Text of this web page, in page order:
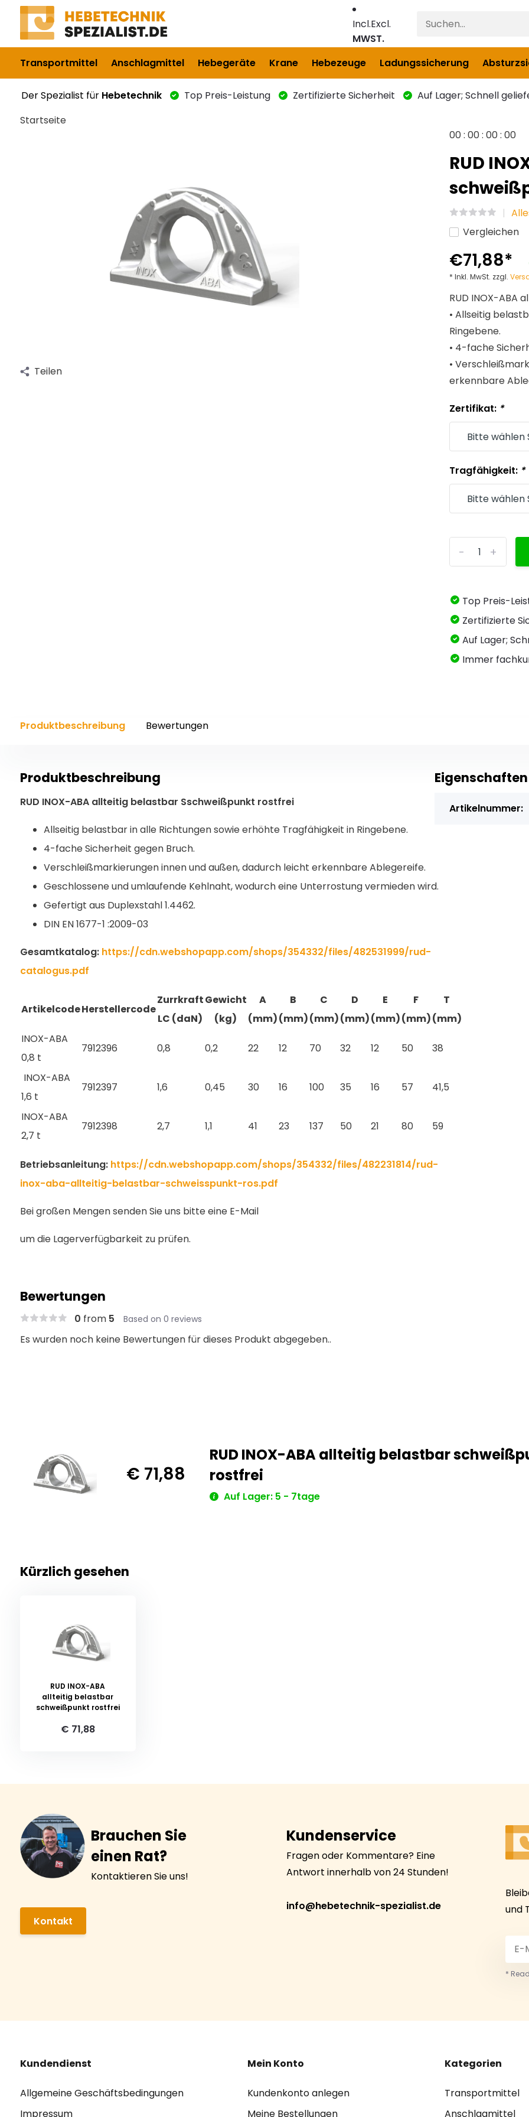
Incl.Excl.
MWST.
Transportmittel Anschlagmittel Hebegeräte Krane Hebezeuge Ladungssicherung
Der Spezialist für Hebetechnik Top Preis-Leistung Zertifizierte Sicherheit
Auf Lager; Schnell
Startseite
Teilen
00:00:00:00
RUD
Vergleichen
€71,88*
* Inkl. MwSt. zzgl.
RUD INOX-ABA
• Allseitig
Ringebene.
• 4-fache
•
erkennbare
Zertifikat: *
Tragfähigkeit: *
+
-
Top Preis-
Zertifizierte
Auf Lager;
Immer
Produktbeschreibung Bewertungen
Produktbeschreibung
RUD INOX-ABA allteitig belastbar Sschweißpunkt rostfrei
Allseitig belastbar in alle Richtungen sowie erhöhte Tragfähigkeit in Ringebene.
4-fache Sicherheit gegen Bruch.
Verschleißmarkierungen innen und außen, dadurch leicht erkennbare Ablegereife.
Geschlossene und umlaufende Kehlnaht, wodurch eine Unterrostung vermieden wird.
Gefertigt aus Duplexstahl 1.4462.
DIN EN 1677-1 :2009-03
Gesamtkatalog: https://cdn.webshopapp.com/shops/354332/files/482531999/rud-
catalogus.pdf
ArtikelcodeHerstellercode
Zurrkraft
LC (daN)
Gewicht
(kg)
A
(mm)
B
(mm)
C
(mm)
D
(mm)
E
(mm)
F
(mm)
T
(mm)
INOX-ABA
0,8 t
7912396 0,8 0,2 22 12 70 32 12 50 38
INOX-ABA
1,6 t
7912397 1,6 0,45 30 16 100 35 16 57 41,5
INOX-ABA
2,7 t
7912398 2,7 1,1 41 23 137 50 21 80 59
Betriebsanleitung: https://cdn.webshopapp.com/shops/354332/files/482231814/rud-
inox-aba-allteitig-belastbar-schweisspunkt-ros.pdf
Bei großen Mengen senden Sie uns bitte eine E-Mail
um die Lagerverfügbarkeit zu prüfen.
Eigenschaften
Artikelnummer:
Bewertungen
0 from 5 Based on 0 reviews
Es wurden noch keine Bewertungen für dieses Produkt abgegeben..
€ 71,88
RUD INOX-ABA allteitig belastbar
rostfrei
Auf Lager: 5 - 7tage
Kürzlich gesehen
RUD INOX-ABA
allteitig belastbar
schweißpunkt rostfrei
€ 71,88
Brauchen Sie
einen Rat?
Kontaktieren Sie uns!
Kontakt
Kundenservice
Fragen oder Kommentare? Eine
Antwort innerhalb von 24 Stunden!
info@hebetechnik-spezialist.de
und
*
Kundendienst
Allgemeine Geschäftsbedingungen
Impressum
Mein Konto
Kundenkonto anlegen
Meine Bestellungen
Kategorien
Transportmittel
Anschlagmittel